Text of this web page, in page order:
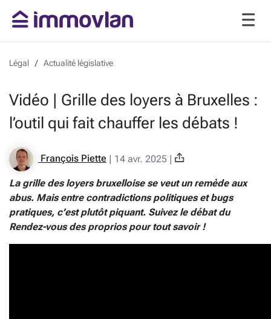
Légal Actualité législative
Vidéo | Grille des loyers à Bruxelles :
l’outil qui fait chauffer les débats !
François Piette | 14 avr. 2025 |
La grille des loyers bruxelloise se veut un remède aux
abus. Mais entre contradictions politiques et bugs
pratiques, c’est plutôt piquant. Suivez le débat du
Rendez-vous des proprios pour tout savoir !